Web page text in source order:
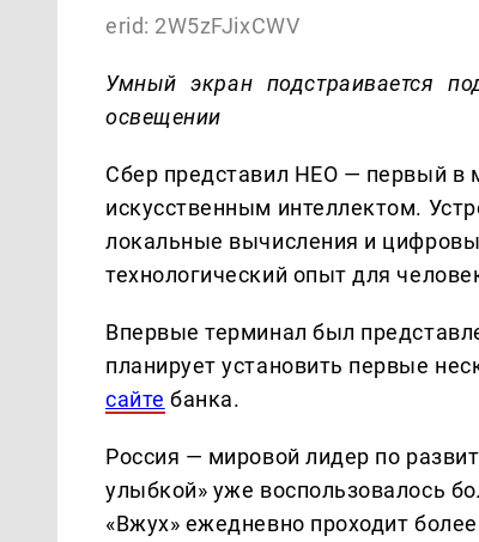
erid: 2W5zFJixCWV
Умный экран подстраивается
освещении
Сбер представил НЕО — первый в
искусственным интеллектом.
локальные вычисления и
технологический опыт для
Впервые терминал был
планирует установить первые
сайте банка.
Россия — мировой лидер по
улыбкой» уже воспользовалось
«Вжух» ежедневно проходит